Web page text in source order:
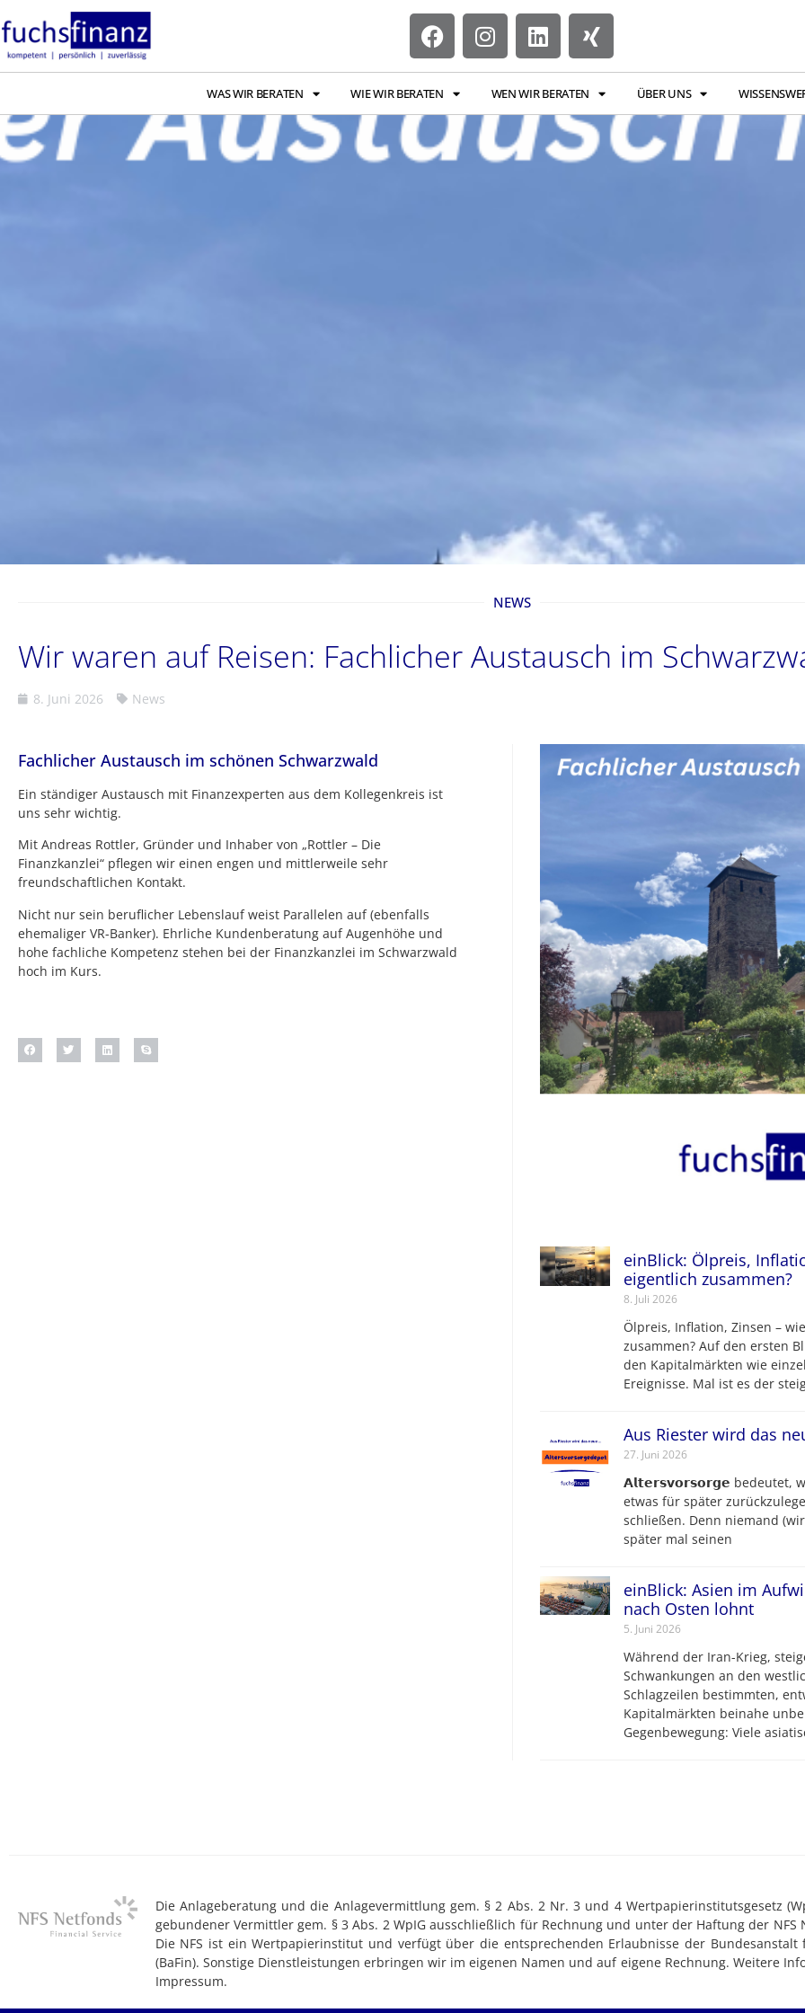
WAS WIR BERATEN WIE WIR BERATEN WEN WIR BERATEN ÜBER UNS
NEWS
Wir waren auf Reisen: Fachlicher Austausch im
8. Juni 2026 News
Fachlicher Austausch im schönen Schwarzwald
Ein ständiger Austausch mit Finanzexperten aus dem Kollegenkreis ist
uns sehr wichtig.
Mit Andreas Rottler, Gründer und Inhaber von „Rottler – Die
Finanzkanzlei“ pflegen wir einen engen und mittlerweile sehr
freundschaftlichen Kontakt.
Nicht nur sein beruflicher Lebenslauf weist Parallelen auf (ebenfalls
ehemaliger VR-Banker). Ehrliche Kundenberatung auf Augenhöhe und
hohe fachliche Kompetenz stehen bei der Finanzkanzlei im Schwarzwald
hoch im Kurs.
einBlick: Ölpreis,
eigentlich zusammen?
8. Juli 2026
Ölpreis, Inflation, Zinsen –
zusammen? Auf den ersten
den Kapitalmärkten wie
Ereignisse. Mal ist es der
Aus Riester wird das
27. Juni 2026
𝗔𝗹𝘁𝗲𝗿𝘀𝘃𝗼𝗿𝘀𝗼𝗿𝗴𝗲 bedeutet,
etwas für später
schließen. Denn niemand
später mal seinen
einBlick: Asien im
nach Osten lohnt
5. Juni 2026
Während der Iran-Krieg,
Schwankungen an den
Schlagzeilen bestimmten,
Kapitalmärkten beinahe
Gegenbewegung: Viele
Die Anlageberatung und die Anlagevermittlung gem. § 2 Abs. 2 Nr. 3 und 4 Wertpapierinstitutsgesetz
gebundener Vermittler gem. § 3 Abs. 2 WpIG ausschließlich für Rechnung und unter der Haftung der NFS
Die NFS ist ein Wertpapierinstitut und verfügt über die entsprechenden Erlaubnisse der Bundesanstalt
(BaFin). Sonstige Dienstleistungen erbringen wir im eigenen Namen und auf eigene Rechnung. Weitere
Impressum.